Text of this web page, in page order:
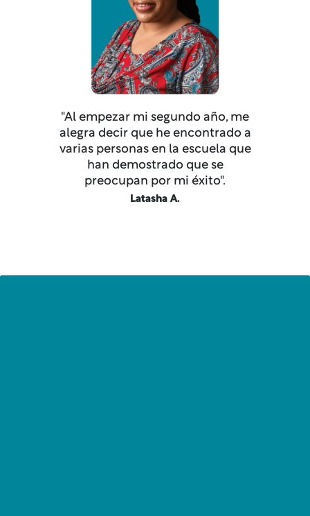
"Al empezar mi segundo año, me
alegra decir que he encontrado a
varias personas en la escuela que
han demostrado que se
preocupan por mi éxito".
Latasha A.